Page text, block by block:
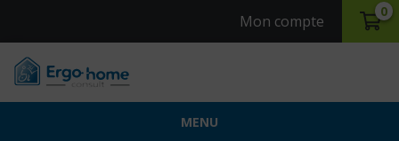
Mon compte
0
MENU